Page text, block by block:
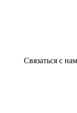
Связаться с